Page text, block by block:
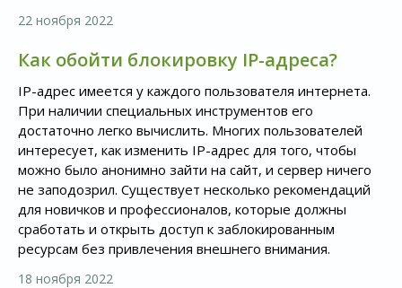
22 ноября 2022
Как обойти блокировку IP-адреса?
IP-адрес имеется у каждого пользователя интернета.
При наличии специальных инструментов его
достаточно легко вычислить. Многих пользователей
интересует, как изменить IP-адрес для того, чтобы
можно было анонимно зайти на сайт, и сервер ничего
не заподозрил. Существует несколько рекомендаций
для новичков и профессионалов, которые должны
сработать и открыть доступ к заблокированным
ресурсам без привлечения внешнего внимания.
18 ноября 2022